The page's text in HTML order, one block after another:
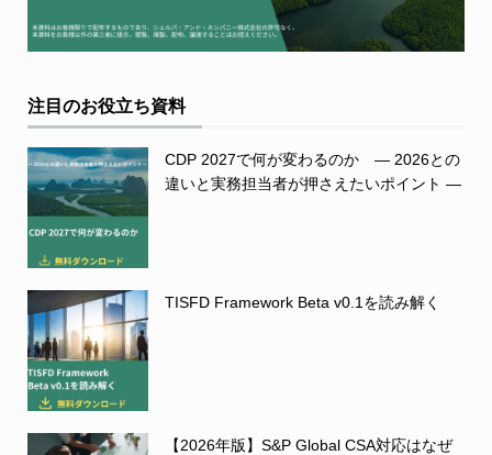
注目のお役立ち資料
CDP 2027で何が変わるのか ― 2026との
違いと実務担当者が押さえたいポイント ―
TISFD Framework Beta v0.1を読み解く
【2026年版】S&P Global CSA対応はなぜ